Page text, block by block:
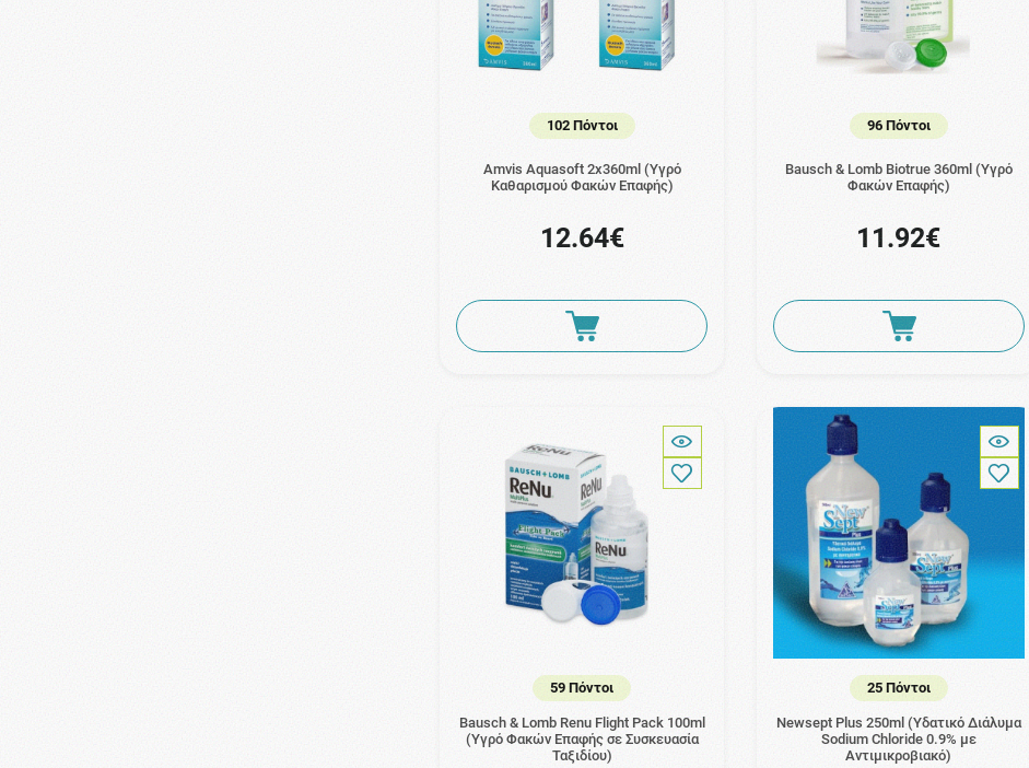
102 Πόντοι
Amvis Aquasoft 2x360ml (Υγρό
Καθαρισμού Φακών Επαφής)
12.64€
96 Πόντοι
Bausch & Lomb Biotrue 360ml (Υγρό
Φακών Επαφής)
11.92€
59 Πόντοι
Bausch & Lomb Renu Flight Pack 100ml
(Υγρό Φακών Επαφής σε Συσκευασία
Ταξιδίου)
25 Πόντοι
Newsept Plus 250ml (Υδατικό Διάλυμα
Sodium Chloride 0.9% με
Αντιμικροβιακό)